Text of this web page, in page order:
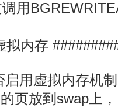
用
拟内存
启用虚拟内存机
页放到swap上